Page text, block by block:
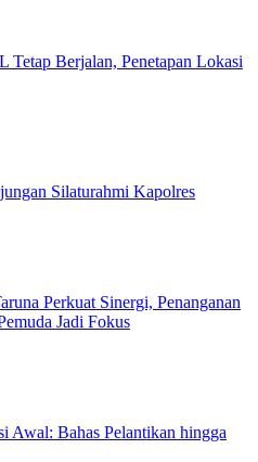
Tetap Berjalan, Penetapan Lokasi
Silaturahmi Kapolres
Perkuat Sinergi, Penanganan
Jadi Fokus
Awal: Bahas Pelantikan hingga